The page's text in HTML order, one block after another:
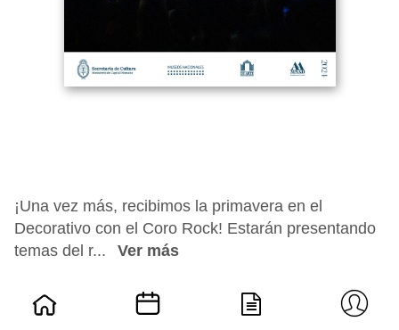
¡Una vez más, recibimos la primavera en el
Decorativo con el Coro Rock! Estarán presentando
temas del r...
Ver más